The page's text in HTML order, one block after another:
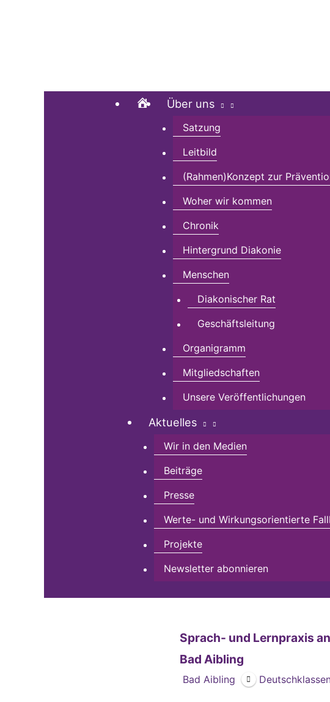
HomeÜber uns
Satzung
Leitbild
(Rahmen)Konzept zur
Woher wir kommen
Chronik
Hintergrund Diakonie
Menschen
Diakonischer Rat
Geschäftsleitung
Organigramm
Mitgliedschaften
Unsere Veröffentlichungen
Aktuelles
Wir in den Medien
Beiträge
Presse
Werte- und Wirkungsorientierte
Projekte
Newsletter abonnieren
Sprach- und Lernpraxis
Bad Aibling
Bad Aibling